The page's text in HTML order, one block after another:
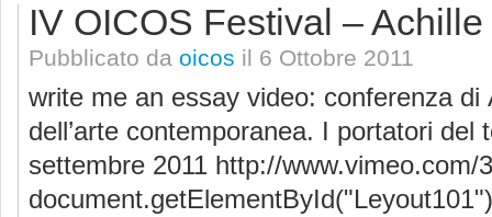
IV OICOS Festival –
Pubblicato da oicos il 6 Ottobre 2011
write me an essay video: conferenza
dell’arte contemporanea. I portatori del
settembre 2011 http://www.vimeo.com/